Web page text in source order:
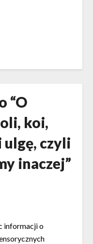
“O
koi,
czyli
inaczej”
informacji o